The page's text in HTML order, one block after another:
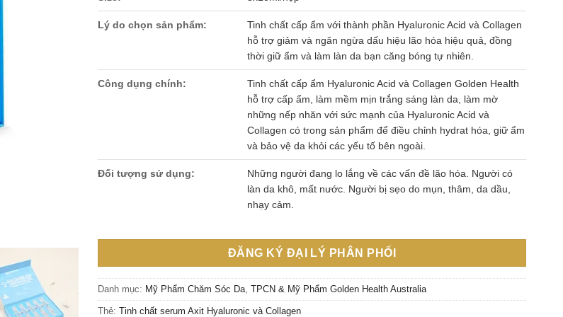
Lý do chọn sản phẩm:
Tinh chất cấp ẩm với thành phần Hyaluronic Acid và Collagen
hỗ trợ giảm và ngăn ngừa dấu hiệu lão hóa hiệu quả, đồng
thời giữ ẩm và làm làn da bạn căng bóng tự nhiên.
Công dụng chính:
Tinh chất cấp ẩm Hyaluronic Acid và Collagen Golden Health
hỗ trợ cấp ẩm, làm mềm mịn trắng sáng làn da, làm mờ
những nếp nhăn với sức mạnh của Hyaluronic Acid và
Collagen có trong sản phẩm để điều chỉnh hydrat hóa, giữ ẩm
và bảo vệ da khỏi các yếu tố bên ngoài.
Đối tượng sử dụng:
Những người đang lo lắng về các vấn đề lão hóa. Người có
làn da khô, mất nước. Người bị sẹo do mụn, thâm, da dầu,
nhạy cảm.
ĐĂNG KÝ ĐẠI LÝ PHÂN PHỐI
Danh mục: Mỹ Phẩm Chăm Sóc Da TPCN & Mỹ Phẩm Golden Health Australia
Thẻ: Tinh chất serum Axit Hyaluronic và Collagen